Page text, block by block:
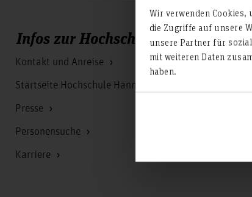
Wir verwenden
die Zugriffe auf unsere
unsere Partner für
mit weiteren Daten
haben.
Infos zur Hochschule
Kontakt und Anreise
Startseite Hochschule Hannover
Presse
Personensuche
Karriere